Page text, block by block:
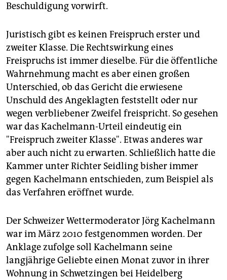
Beschuldigung vorwirft.
Juristisch gibt es keinen Freispruch erster und
zweiter Klasse. Die Rechtswirkung eines
Freispruchs ist immer dieselbe. Für die öffentliche
Wahrnehmung macht es aber einen großen
Unterschied, ob das Gericht die erwiesene
Unschuld des Angeklagten feststellt oder nur
wegen verbliebener Zweifel freispricht. So gesehen
war das Kachelmann-Urteil eindeutig ein
"Freispruch zweiter Klasse". Etwas anderes war
aber auch nicht zu erwarten. Schließlich hatte die
Kammer unter Richter Seidling bisher immer
gegen Kachelmann entschieden, zum Beispiel als
das Verfahren eröffnet wurde.
Der Schweizer Wettermoderator Jörg Kachelmann
war im März 2010 festgenommen worden. Der
Anklage zufolge soll Kachelmann seine
langjährige Geliebte einen Monat zuvor in ihrer
Wohnung in Schwetzingen bei Heidelberg